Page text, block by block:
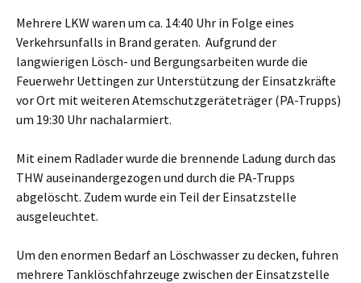
Mehrere LKW waren um ca. 14:40 Uhr in Folge eines
Verkehrsunfalls in Brand geraten. Aufgrund der
langwierigen Lösch- und Bergungsarbeiten wurde die
Feuerwehr Uettingen zur Unterstützung der Einsatzkräfte
vor Ort mit weiteren Atemschutzgeräteträger (PA-Trupps)
um 19:30 Uhr nachalarmiert.
Mit einem Radlader wurde die brennende Ladung durch das
THW auseinandergezogen und durch die PA-Trupps
abgelöscht. Zudem wurde ein Teil der Einsatzstelle
ausgeleuchtet.
Um den enormen Bedarf an Löschwasser zu decken, fuhren
mehrere Tanklöschfahrzeuge zwischen der Einsatzstelle